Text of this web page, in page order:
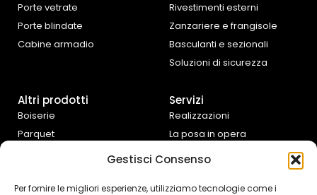
Gestisci Consenso
Per fornire le migliori esperienze, utilizziamo tecnologie come i
Porte vetrate
Porte blindate
Cabine armadio
Rivestimenti esterni
Zanzariere e frangisole
Basculanti e sezionali
Soluzioni di sicurezza
Altri prodotti
Boiserie
Parquet
d’arredo
Servizi
Realizzazioni
La posa in opera
preventivazione
Assistenza fai da te